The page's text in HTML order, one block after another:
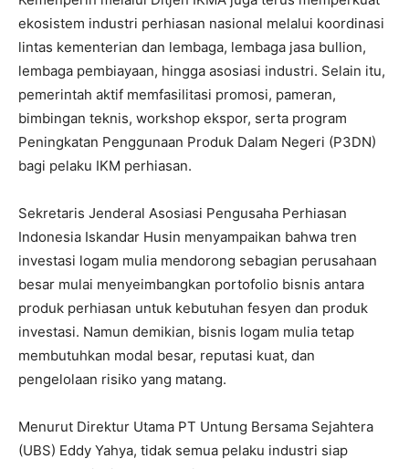
I WANT IN
I've read and accept thePrivacy Policy.
ekosistem industri perhiasan nasional melalui koordinasi
lintas kementerian dan lembaga, lembaga jasa bullion,
lembaga pembiayaan, hingga asosiasi industri. Selain itu,
pemerintah aktif memfasilitasi promosi, pameran,
bimbingan teknis, workshop ekspor, serta program
Peningkatan Penggunaan Produk Dalam Negeri (P3DN)
bagi pelaku IKM perhiasan.
Sekretaris Jenderal Asosiasi Pengusaha Perhiasan
Indonesia Iskandar Husin menyampaikan bahwa tren
investasi logam mulia mendorong sebagian perusahaan
besar mulai menyeimbangkan portofolio bisnis antara
produk perhiasan untuk kebutuhan fesyen dan produk
investasi. Namun demikian, bisnis logam mulia tetap
membutuhkan modal besar, reputasi kuat, dan
pengelolaan risiko yang matang.
Menurut Direktur Utama PT Untung Bersama Sejahtera
(UBS) Eddy Yahya, tidak semua pelaku industri siap